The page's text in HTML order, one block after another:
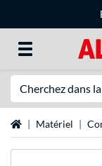
Page d'accueil
Matériel